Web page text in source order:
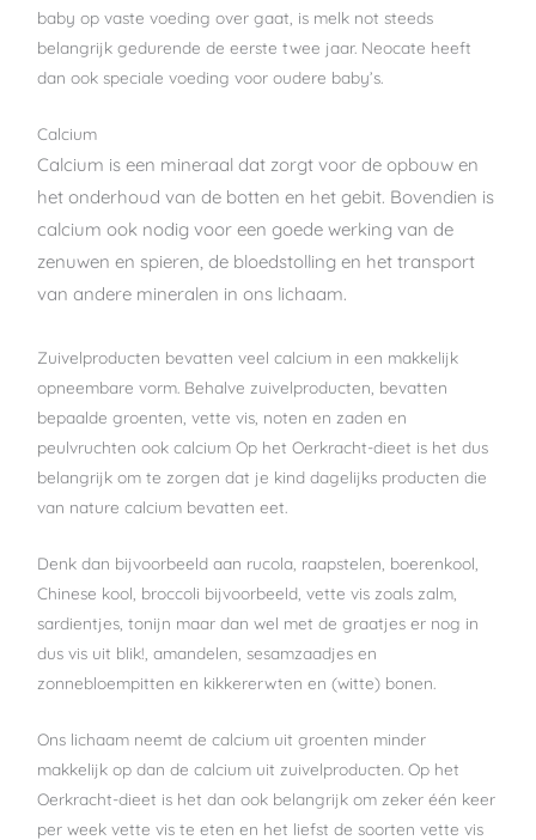
baby op vaste voeding over gaat, is melk not steeds
belangrijk gedurende de eerste twee jaar. Neocate heeft
dan ook speciale voeding voor oudere baby’s.
Calcium
Calcium is een mineraal dat zorgt voor de opbouw en
het onderhoud van de botten en het gebit. Bovendien is
calcium ook nodig voor een goede werking van de
zenuwen en spieren, de bloedstolling en het transport
van andere mineralen in ons lichaam.
Zuivelproducten bevatten veel calcium in een makkelijk
opneembare vorm. Behalve zuivelproducten, bevatten
bepaalde groenten, vette vis, noten en zaden en
peulvruchten ook calcium Op het Oerkracht-dieet is het dus
belangrijk om te zorgen dat je kind dagelijks producten die
van nature calcium bevatten eet.
Denk dan bijvoorbeeld aan rucola, raapstelen, boerenkool,
Chinese kool, broccoli bijvoorbeeld, vette vis zoals zalm,
sardientjes, tonijn maar dan wel met de graatjes er nog in
dus vis uit blik!, amandelen, sesamzaadjes en
zonnebloempitten en kikkererwten en (witte) bonen.
Ons lichaam neemt de calcium uit groenten minder
makkelijk op dan de calcium uit zuivelproducten. Op het
Oerkracht-dieet is het dan ook belangrijk om zeker één keer
per week vette vis te eten en het liefst de soorten vette vis